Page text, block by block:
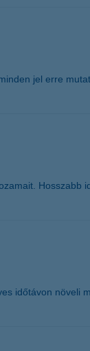
jel erre
időtávon